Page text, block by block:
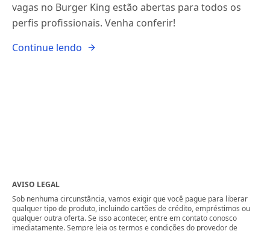
vagas no Burger King estão abertas para todos os
perfis profissionais. Venha conferir!
Continue lendo
AVISO LEGAL
Sob nenhuma circunstância, vamos exigir que você pague para liberar
qualquer tipo de produto, incluindo cartões de crédito, empréstimos ou
qualquer outra oferta. Se isso acontecer, entre em contato conosco
imediatamente. Sempre leia os termos e condições do provedor de